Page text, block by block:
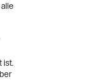
ist.